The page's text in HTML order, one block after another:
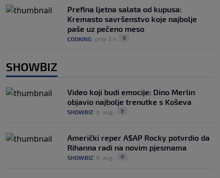
Prefina ljetna salata od kupusa:
Kremasto savršenstvo koje najbolje
paše uz pečeno meso
COOKING prije 3 h 0
SHOWBIZ
Video koji budi emocije: Dino Merlin
objavio najbolje trenutke s Koševa
SHOWBIZ 6. aug. 0
Američki reper A$AP Rocky potvrdio da
Rihanna radi na novim pjesmama
SHOWBIZ 6. aug. 0